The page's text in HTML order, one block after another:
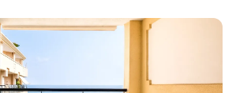
WC indépendant. L’appartement bénéficie
et d’une connexio...